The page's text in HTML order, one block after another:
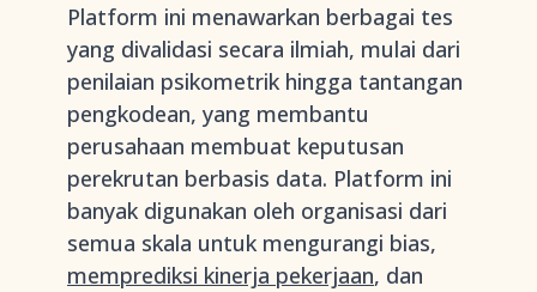
Platform ini menawarkan berbagai tes
yang divalidasi secara ilmiah, mulai dari
penilaian psikometrik hingga tantangan
pengkodean, yang membantu
perusahaan membuat keputusan
perekrutan berbasis data. Platform ini
banyak digunakan oleh organisasi dari
semua skala untuk mengurangi bias,
memprediksi kinerja pekerjaan, dan